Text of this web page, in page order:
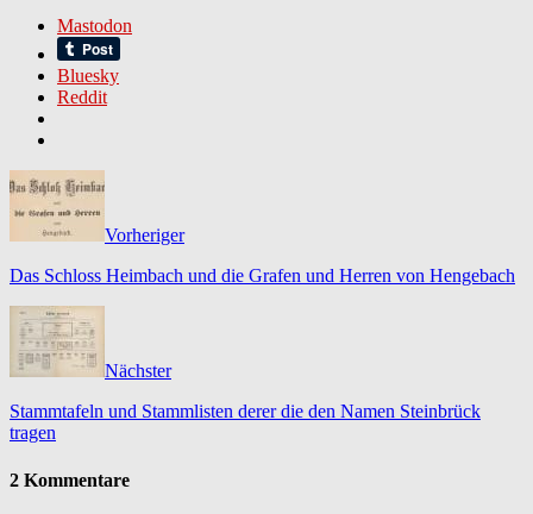
Mastodon
Bluesky
Reddit
Vorheriger
Das Schloss Heimbach und die Grafen und Herren von Hengebach
Nächster
Stammtafeln und Stammlisten derer die den Namen Steinbrück
tragen
2 Kommentare